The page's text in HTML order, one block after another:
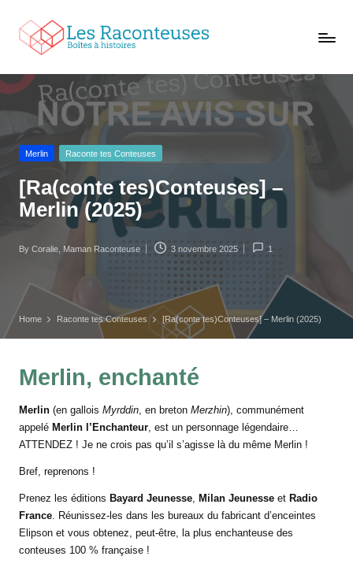
L
s
R
a
c
n
t
e
u
e
s
,
o
e
s
h
i
s
t
o
Trouvez
à
oreilles
Posted
Merlin Raconte tes Conteuses
[Ra(conte tes)Conteuses] –
Merlin (2025)
Posted
By Coralie, Maman Raconteuse 3 novembre 2025 1
Home Raconte tes Conteuses [Ra(conte tes)Conteuses] – Merlin (2025)
Merlin, enchanté
Merlin (en gallois Myrddin, en breton Merzhin), communément
appelé Merlin l’Enchanteur, est un personnage légendaire…
ATTENDEZ ! Je ne crois pas qu’il s’agisse là du même Merlin !
Bref, reprenons !
Prenez les éditions Bayard Jeunesse, Milan Jeunesse et Radio
France. Réunissez-les dans les bureaux du fabricant d’enceintes
Elipson et vous obtenez, peut-être, la plus enchanteuse des
conteuses 100 % française !